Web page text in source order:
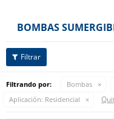
BOMBAS
Filtrando por: Bombas
Aplicación: Residencial